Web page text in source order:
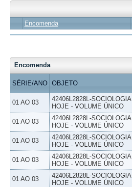
Encomenda
Encomenda
SÉRIE/ANO OBJETO
01 AO 03
42406L2828L-SOCIOLOGIA
HOJE - VOLUME ÚNICO
01 AO 03
42406L2828L-SOCIOLOGIA
HOJE - VOLUME ÚNICO
01 AO 03
42406L2828L-SOCIOLOGIA
HOJE - VOLUME ÚNICO
01 AO 03
42406L2828L-SOCIOLOGIA
HOJE - VOLUME ÚNICO
01 AO 03
42406L2828L-SOCIOLOGIA
HOJE - VOLUME ÚNICO